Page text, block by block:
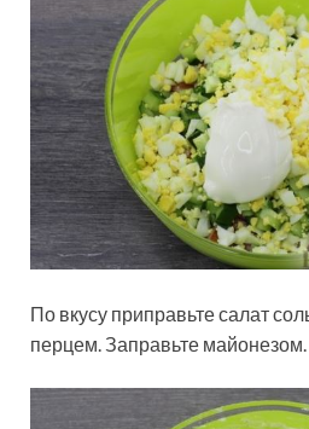
По вкусу приправьте салат
перцем. Заправьте майонезом.